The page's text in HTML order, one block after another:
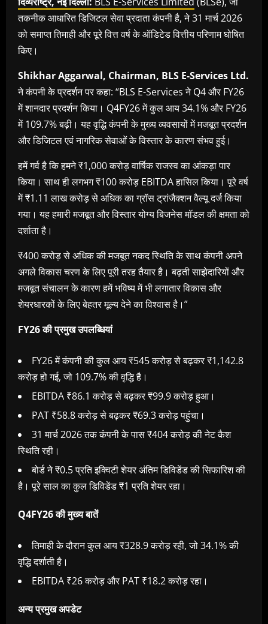
तकनीक आधारित डिजिटल सेवा प्रदाता कंपनी है, ने 31 मार्च 2026
को समाप्त तिमाही और पूरे वित्त वर्ष के ऑडिटेड वित्तीय परिणाम घोषित
किए।
Shikhar Aggarwal, Chairman, BLS E-Services Ltd.
ने कंपनी के प्रदर्शन पर कहा: “BLS E-Services ने Q4 और FY26
में शानदार प्रदर्शन किया। Q4FY26 में कुल आय 34.1% और FY26
में 109.7% बढ़ी। यह वृद्धि कंपनी के मुख्य व्यवसायों में मजबूत प्रदर्शन
और डिजिटल एवं नागरिक सेवाओं के विस्तार के कारण संभव हुई।
हमें गर्व है कि हमने ₹1,000 करोड़ वार्षिक राजस्व का आंकड़ा पार
किया। साथ ही लगभग ₹100 करोड़ EBITDA हासिल किया। पूरे वर्ष
में ₹1.11 लाख करोड़ से अधिक का ग्रॉस ट्रांजैक्शन वैल्यू दर्ज किया
गया। यह हमारी मजबूत और विस्तार योग्य बिजनेस मॉडल की क्षमता को
दर्शाता है।
₹400 करोड़ से अधिक की मजबूत नकद स्थिति के साथ कंपनी अपने
अगले विकास चरण के लिए पूरी तरह तैयार है। बढ़ती साझेदारियों और
मजबूत संचालन के कारण हमें भविष्य में भी लगातार विकास और
शेयरधारकों के लिए बेहतर मूल्य देने का विश्वास है।”
FY26 की प्रमुख उपलब्धियां
FY26 में कंपनी की कुल आय ₹545 करोड़ से बढ़कर ₹1,142.8
करोड़ हो गई, जो 109.7% की वृद्धि है।
EBITDA ₹86.1 करोड़ से बढ़कर ₹99.9 करोड़ हुआ।
PAT ₹58.8 करोड़ से बढ़कर ₹69.3 करोड़ पहुंचा।
31 मार्च 2026 तक कंपनी के पास ₹404 करोड़ की नेट कैश
स्थिति रही।
बोर्ड ने ₹0.5 प्रति इक्विटी शेयर अंतिम डिविडेंड की सिफारिश की
है। पूरे साल का कुल डिविडेंड ₹1 प्रति शेयर रहा।
Q4FY26 की मुख्य बातें
तिमाही के दौरान कुल आय ₹328.9 करोड़ रही, जो 34.1% की
वृद्धि दर्शाती है।
EBITDA ₹26 करोड़ और PAT ₹18.2 करोड़ रहा।
अन्य प्रमुख अपडेट